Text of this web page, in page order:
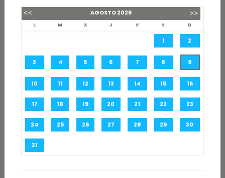
AGOSTO2026
L M X J V S D
1 2
3 4 5 6 7 8 9
10 11 12 13 14 15 16
17 18 19 20 21 22 23
24 25 26 27 28 29 30
31